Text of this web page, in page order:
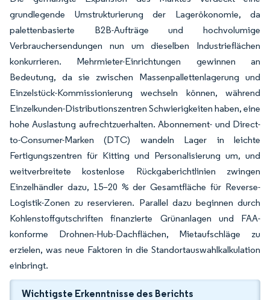
grundlegende Umstrukturierung der Lagerökonomie, da
palettenbasierte B2B-Aufträge und hochvolumige
Verbrauchersendungen nun um dieselben Industrieflächen
konkurrieren. Mehrmieter-Einrichtungen gewinnen an
Bedeutung, da sie zwischen Massenpallettenlagerung und
Einzelstück-Kommissionierung wechseln können, während
Einzelkunden-Distributionszentren Schwierigkeiten haben, eine
hohe Auslastung aufrechtzuerhalten. Abonnement- und Direct-
to-Consumer-Marken (DTC) wandeln Lager in leichte
Fertigungszentren für Kitting und Personalisierung um, und
weitverbreitete kostenlose Rückgaberichtlinien zwingen
Einzelhändler dazu, 15–20 % der Gesamtfläche für Reverse-
Logistik-Zonen zu reservieren. Parallel dazu beginnen durch
Kohlenstoffgutschriften finanzierte Grünanlagen und FAA-
konforme Drohnen-Hub-Dachflächen, Mietaufschläge zu
erzielen, was neue Faktoren in die Standortauswahlkalkulation
einbringt.
Wichtigste Erkenntnisse des Berichts